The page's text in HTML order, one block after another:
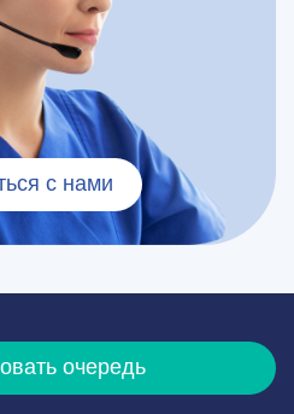
с нами
очередь